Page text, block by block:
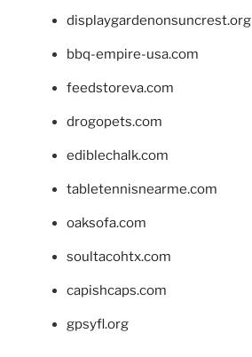
displaygardenonsuncrest.org
bbq-empire-usa.com
feedstoreva.com
drogopets.com
ediblechalk.com
tabletennisnearme.com
oaksofa.com
soultacohtx.com
capishcaps.com
gpsyfl.org